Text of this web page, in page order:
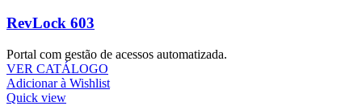
RevLock 603
Portal com gestão de acessos automatizada.
VER CATÁLOGO
Adicionar à Wishlist
Quick view